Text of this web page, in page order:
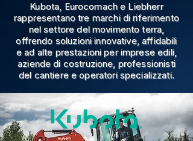
Kubota, Eurocomach e Liebherr
rappresentano tre marchi di riferimento
nel settore del movimento terra,
offrendo soluzioni innovative, affidabili
e ad alte prestazioni per imprese edili,
aziende di costruzione, professionisti
del cantiere e operatori specializzati.